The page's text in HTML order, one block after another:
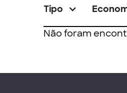
Tipo
Não foram